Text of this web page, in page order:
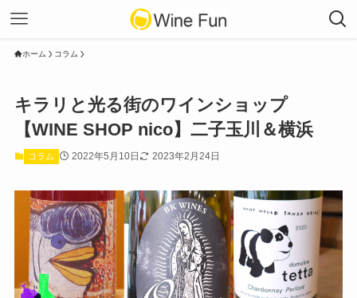
ホーム コラム
キラリと光る街のワインショップ
【WINE SHOP nico】二子玉川＆横浜
コラム 2022年5月10日 2023年2月24日